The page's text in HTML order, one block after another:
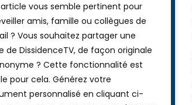
vous semble pertinent pour
amis, famille ou collègues de
? Vous souhaitez partager une
de DissidenceTV, de façon originale
? Cette fonctionnalité est
pour cela. Générez votre
personnalisé en cliquant ci-